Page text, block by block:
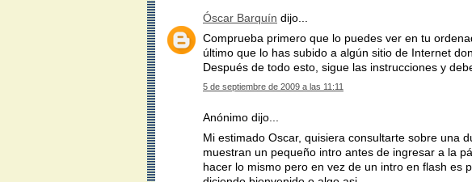
Óscar Barquín dijo...
Comprueba primero que lo puedes ver en tu
último que lo has subido a algún sitio de Internet
Después de todo esto, sigue las instrucciones y
5 de septiembre de 2009 a las 11:11
Anónimo dijo...
Mi estimado Oscar, quisiera consultarte sobre una
muestran un pequeño intro antes de ingresar a la
hacer lo mismo pero en vez de un intro en flash es